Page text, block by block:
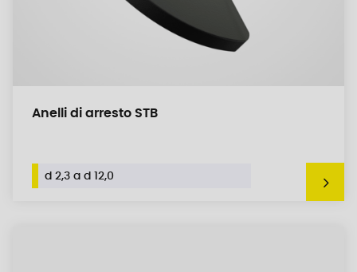
Anelli di arresto STB
d 2,3 a d 12,0